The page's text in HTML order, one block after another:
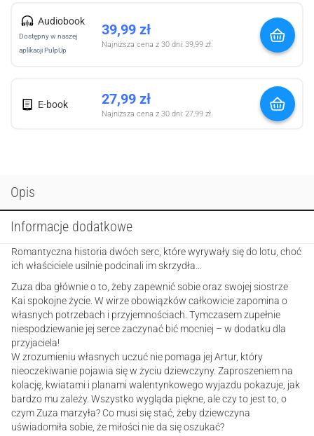
Audiobook
Dostępny w naszej
aplikacji PulpUp
39,99 zł
Najniższa cena z 30 dni: 39,99 zł.
E-book 27,99 zł
Najniższa cena z 30 dni: 27,99 zł.
Opis
Informacje dodatkowe
Romantyczna historia dwóch serc, które wyrywały się do lotu, choć
ich właściciele usilnie podcinali im skrzydła…
Zuza dba głównie o to, żeby zapewnić sobie oraz swojej siostrze
Kai spokojne życie. W wirze obowiązków całkowicie zapomina o
własnych potrzebach i przyjemnościach. Tymczasem zupełnie
niespodziewanie jej serce zaczynać bić mocniej – w dodatku dla
przyjaciela!
W zrozumieniu własnych uczuć nie pomaga jej Artur, który
nieoczekiwanie pojawia się w życiu dziewczyny. Zaproszeniem na
kolację, kwiatami i planami walentynkowego wyjazdu pokazuje, jak
bardzo mu zależy. Wszystko wygląda piękne, ale czy to jest to, o
czym Zuza marzyła? Co musi się stać, żeby dziewczyna
uświadomiła sobie, że miłości nie da się oszukać?